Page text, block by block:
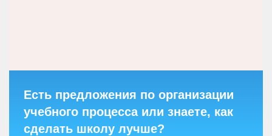
Есть предложения по организации
учебного процесса или знаете, как
сделать школу лучше?